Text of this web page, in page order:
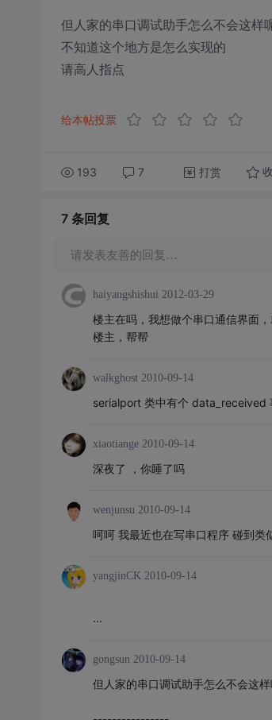
但人家的串口调试助手怎么不会这样
不知道这个地方是怎么实现的
请高人指点
给本帖投票
193 7 打赏
7 条回复
请发表友善的回复…
haiyangshishui 2012-03-29
楼主在吗，我想做个串口通信界面
楼主，帮帮
walkghost 2010-09-14
serialport 类中有个 data_received
xiaotiange 2010-09-14
深夜了 ，你睡了吗
wenjunsu 2010-09-14
呵呵 我最近也在写串口程序 碰到类
yangjinCK 2010-09-14
...
gongsun 2010-09-14
但人家的串口调试助手怎么不会这